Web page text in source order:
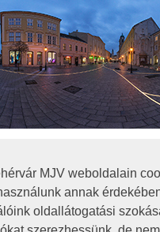
MJV weboldalain
annak
oldallátogatási
I ÁLLAPOTA